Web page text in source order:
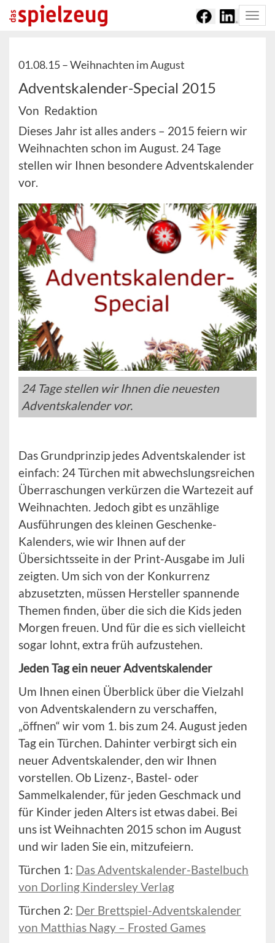
01.08.15 –Weihnachten im August
Adventskalender-Special 2015
Von Redaktion
Dieses Jahr ist alles anders – 2015 feiern wir
Weihnachten schon im August. 24 Tage
stellen wir Ihnen besondere Adventskalender
vor.
24 Tage stellen wir Ihnen die neuesten
Adventskalender vor.
Das Grundprinzip jedes Adventskalender ist
einfach: 24 Türchen mit abwechslungsreichen
Überraschungen verkürzen die Wartezeit auf
Weihnachten. Jedoch gibt es unzählige
Ausführungen des kleinen Geschenke-
Kalenders, wie wir Ihnen auf der
Übersichtsseite in der Print-Ausgabe im Juli
zeigten. Um sich von der Konkurrenz
abzusetzten, müssen Hersteller spannende
Themen finden, über die sich die Kids jeden
Morgen freuen. Und für die es sich vielleicht
sogar lohnt, extra früh aufzustehen.
Jeden Tag ein neuer Adventskalender
Um Ihnen einen Überblick über die Vielzahl
von Adventskalendern zu verschaffen,
„öffnen“ wir vom 1. bis zum 24. August jeden
Tag ein Türchen. Dahinter verbirgt sich ein
neuer Adventskalender, den wir Ihnen
vorstellen. Ob Lizenz-, Bastel- oder
Sammelkalender, für jeden Geschmack und
für Kinder jeden Alters ist etwas dabei. Bei
uns ist Weihnachten 2015 schon im August
und wir laden Sie ein, mitzufeiern.
Türchen 1: Das Adventskalender-Bastelbuch
von Dorling Kindersley Verlag
Türchen 2: Der Brettspiel-Adventskalender
von Matthias Nagy – Frosted Games